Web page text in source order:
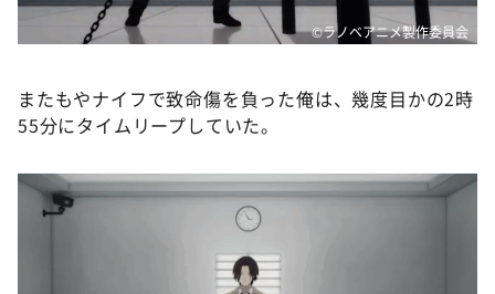
©ラノベアニメ製作委員会
またもやナイフで致命傷を負った俺は、幾度目かの2時
55分にタイムリープしていた。